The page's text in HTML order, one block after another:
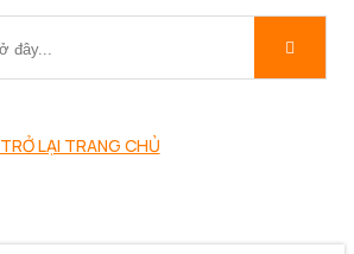
TRỞ LẠI TRANG CHỦ